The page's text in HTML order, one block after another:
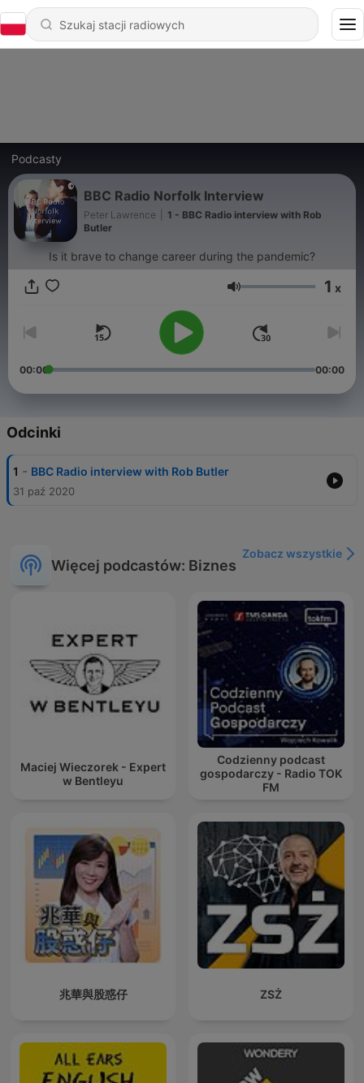
Podcasty
BBC Radio Norfolk Interview
Peter Lawrence
1 - BBC Radio interview with Rob
Butler
Is it brave to change career during the pandemic?
Głośność 1 x
00:00 00:00
Odcinki
1 - BBC Radio interview with Rob Butler
31 paź 2020
Więcej podcastów: Biznes
Zobacz wszystkie
Maciej Wieczorek - Expert
w Bentleyu
Codzienny podcast
gospodarczy - Radio TOK
FM
兆華與股惑仔 ZSŻ